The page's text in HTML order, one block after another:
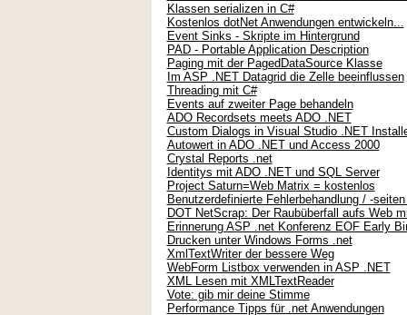
Klassen serializen in C#
Kostenlos dotNet Anwendungen entwickeln...
Event Sinks - Skripte im Hintergrund
PAD - Portable Application Description
Paging mit der PagedDataSource Klasse
Im ASP .NET Datagrid die Zelle beeinflussen
Threading mit C#
Events auf zweiter Page behandeln
ADO Recordsets meets ADO .NET
Custom Dialogs in Visual Studio .NET
Autowert in ADO .NET und Access 2000
Crystal Reports .net
Identitys mit ADO .NET und SQL Server
Project Saturn=Web Matrix = kostenlos
Benutzerdefinierte Fehlerbehandlung / -
DOT NetScrap: Der Raubüberfall aufs Web
Erinnerung ASP .net Konferenz EOF Early
Drucken unter Windows Forms .net
XmlTextWriter der bessere Weg
WebForm Listbox verwenden in ASP .NET
XML Lesen mit XMLTextReader
Vote: gib mir deine Stimme
Performance Tipps für .net Anwendungen